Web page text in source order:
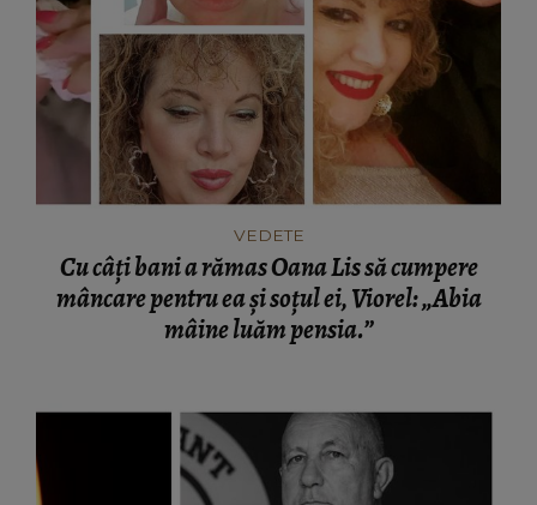
VEDETE
Cu câți bani a rămas Oana Lis să cumpere
mâncare pentru ea și soțul ei, Viorel: „Abia
mâine luăm pensia.”